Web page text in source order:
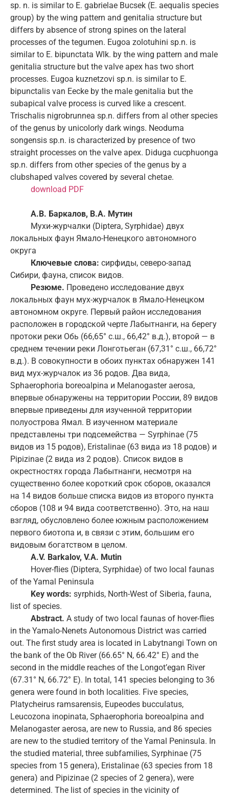
sp. n. is similar to E. gabrielae Bucsek (E. aequalis species
group) by the wing pattern and genitalia structure but
differs by absence of strong spines on the lateral
processes of the tegumen. Eugoa zolotuhini sp.n. is
similar to E. bipunctata Wlk. by the wing pattern and male
genitalia structure but the valve apex has two short
processes. Eugoa kuznetzovi sp.n. is similar to E.
bipunctalis van Eecke by the male genitalia but the
subapical valve process is curved like a crescent.
Trischalis nigrobrunnea sp.n. differs from al other species
of the genus by unicolorly dark wings. Neoduma
songensis sp.n. is characterized by presence of two
straight processes on the valve apex. Diduga cucphuonga
sp.n. differs from other species of the genus by a
clubshaped valves covered by several chetae.
download PDF
A.B. Баркалов, B.A. Мутин
Мухи-журчалки (Diptera, Syrphidae) двух
локальных фаун Ямало-Ненецкого автономного
округа
Ключевые слова: сирфиды, северо-запад
Сибири, фауна, список видов.
Резюме. Проведено исследование двух
локальных фаун мух-журчалок в Ямало-Ненецком
автономном округе. Первый район исследования
расположен в городской черте Лабытнанги, на берегу
протоки реки Обь (66,65° с.ш., 66,42° в.д.), второй — в
среднем течении реки Лонготьеган (67,31° с.ш., 66,72°
в.д.). В совокупности в обоих пунктах обнаружен 141
вид мух-журчалок из 36 родов. Два вида,
Sphaerophoria boreoalpina и Melanogaster aerosa,
впервые обнаружены на территории России, 89 видов
впервые приведены для изученной территории
полуострова Ямал. В изученном материале
представлены три подсемейства — Syrphinae (75
видов из 15 родов), Eristalinae (63 вида из 18 родов) и
Pipizinae (2 вида из 2 родов). Список видов в
окрестностях города Лабытнанги, несмотря на
существенно более короткий срок сборов, оказался
на 14 видов больше списка видов из второго пункта
сборов (108 и 94 вида соответственно). Это, на наш
взгляд, обусловлено более южным расположением
первого биотопа и, в связи с этим, бoльшим его
видовым богатством в целом.
A.V. Barkalov, V.A. Mutin
Hover-flies (Diptera, Syrphidae) of two local faunas
of the Yamal Peninsula
Key words: syrphids, North-West of Siberia, fauna,
list of species.
Abstract. A study of two local faunas of hover-flies
in the Yamalo-Nenets Autonomous District was carried
out. The first study area is located in Labytnangi Town on
the bank of the Ob River (66.65° N, 66.42° E) and the
second in the middle reaches of the Longot’egan River
(67.31° N, 66.72° E). In total, 141 species belonging to 36
genera were found in both localities. Five species,
Platycheirus ramsarensis, Eupeodes bucculatus,
Leucozona inopinata, Sphaerophoria boreoalpina and
Melanogaster aerosa, are new to Russia, and 86 species
are new to the studied territory of the Yamal Peninsula. In
the studied material, three subfamilies, Syrphinae (75
species from 15 genera), Eristalinae (63 species from 18
genera) and Pipizinae (2 species of 2 genera), were
determined. The list of species in the vicinity of